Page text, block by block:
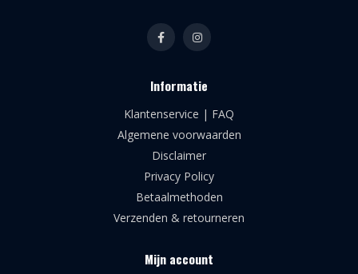
Informatie
Klantenservice | FAQ
Algemene voorwaarden
Disclaimer
Privacy Policy
Betaalmethoden
Verzenden & retourneren
Mijn account